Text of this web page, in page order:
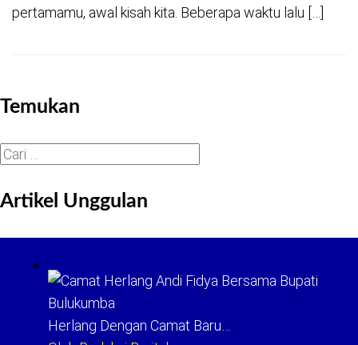
pertamamu, awal kisah kita. Beberapa waktu lalu […]
Temukan
Cari
Artikel Unggulan
Herlang Dengan Camat Baru…